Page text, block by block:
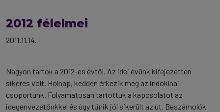
2012 félelmei
2011.11.14.
Nagyon tartok a 2012-es évtől. Az idei évünk kifejezetten
sikeres volt. Holnap, kedden érkezik meg az indokínai
csoportunk. Folyamatosan tartottuk a kapcsolatot az
idegenvezetőnkkel és úgy tűnik jól sikerült az út. Beszámolók